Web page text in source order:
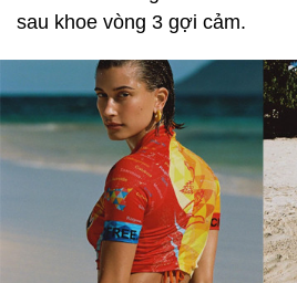
sau khoe vòng 3 gợi cảm.